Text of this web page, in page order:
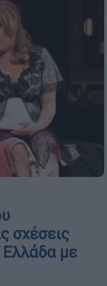
σχέσεις
Ελλάδα με